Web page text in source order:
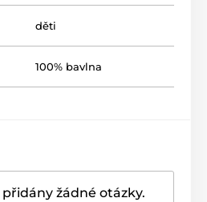
děti
100% bavlna
žádné otázky.